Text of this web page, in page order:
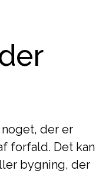
der er
forfald. Det kan
bygning, der